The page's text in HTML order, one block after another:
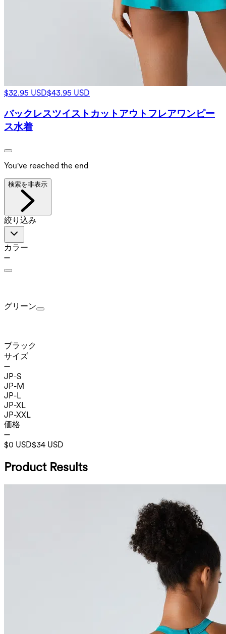
$32.95 USD$43.95 USD
バックレスツイストカットアウトフレアワンピー
ス水着
You've reached the end
検索を非表示
絞り込み
カラー
グリーン
ブラック
サイズ
JP-S
JP-M
JP-L
JP-XL
JP-XXL
価格
$0 USD$34 USD
Product Results